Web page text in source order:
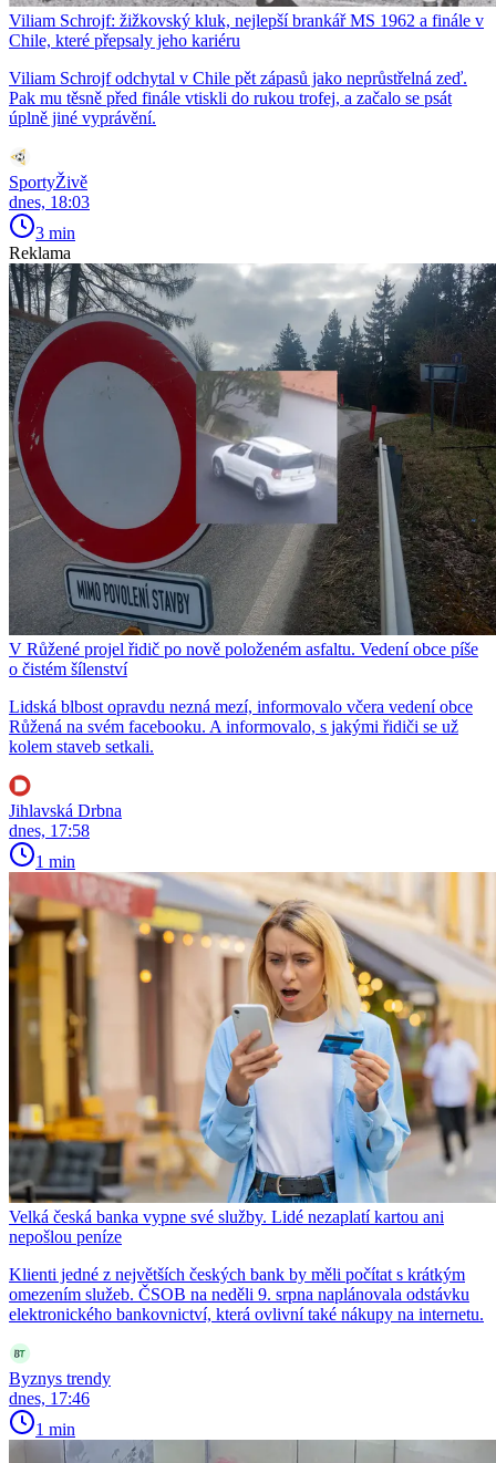
Viliam Schrojf: žižkovský kluk, nejlepší brankář MS 1962 a finále v
Chile, které přepsaly jeho kariéru
Viliam Schrojf odchytal v Chile pět zápasů jako neprůstřelná zeď.
Pak mu těsně před finále vtiskli do rukou trofej, a začalo se psát
úplně jiné vyprávění.
SportyŽivě
dnes, 18:03
3 min
Reklama
V Růžené projel řidič po nově položeném asfaltu. Vedení obce píše
o čistém šílenství
Lidská blbost opravdu nezná mezí, informovalo včera vedení obce
Růžená na svém facebooku. A informovalo, s jakými řidiči se už
kolem staveb setkali.
Jihlavská Drbna
dnes, 17:58
1 min
Velká česká banka vypne své služby. Lidé nezaplatí kartou ani
nepošlou peníze
Klienti jedné z největších českých bank by měli počítat s krátkým
omezením služeb. ČSOB na neděli 9. srpna naplánovala odstávku
elektronického bankovnictví, která ovlivní také nákupy na internetu.
Byznys trendy
dnes, 17:46
1 min